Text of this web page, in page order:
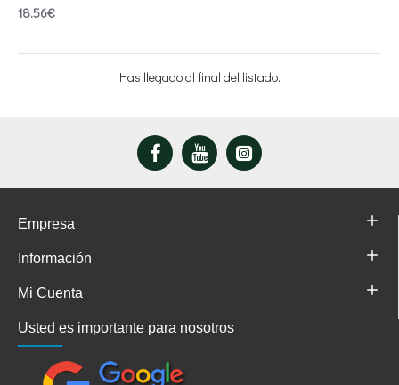
18.56€
Has llegado al final del listado.
Empresa
Información
Mi Cuenta
Usted es importante para nosotros